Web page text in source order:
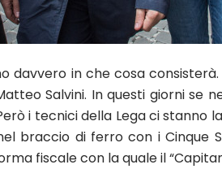
davvero in che cosa consisterà.
Salvini. In questi giorni se
i tecnici della Lega ci stanno
braccio di ferro con i Cinque
fiscale con la quale il